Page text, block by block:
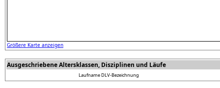
Größere Karte anzeigen
Ausgeschriebene Altersklassen, Disziplinen und Läufe
LaufnameDLV-Bezeichnung